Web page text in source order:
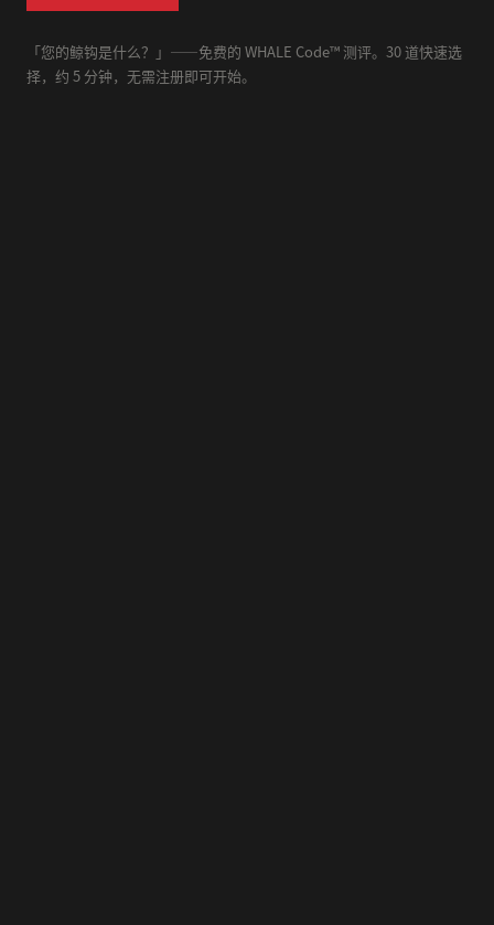
「您的鲸钩是什么？」——免费的 WHALE Code™ 测评。30 道快速选
择，约 5 分钟，无需注册即可开始。